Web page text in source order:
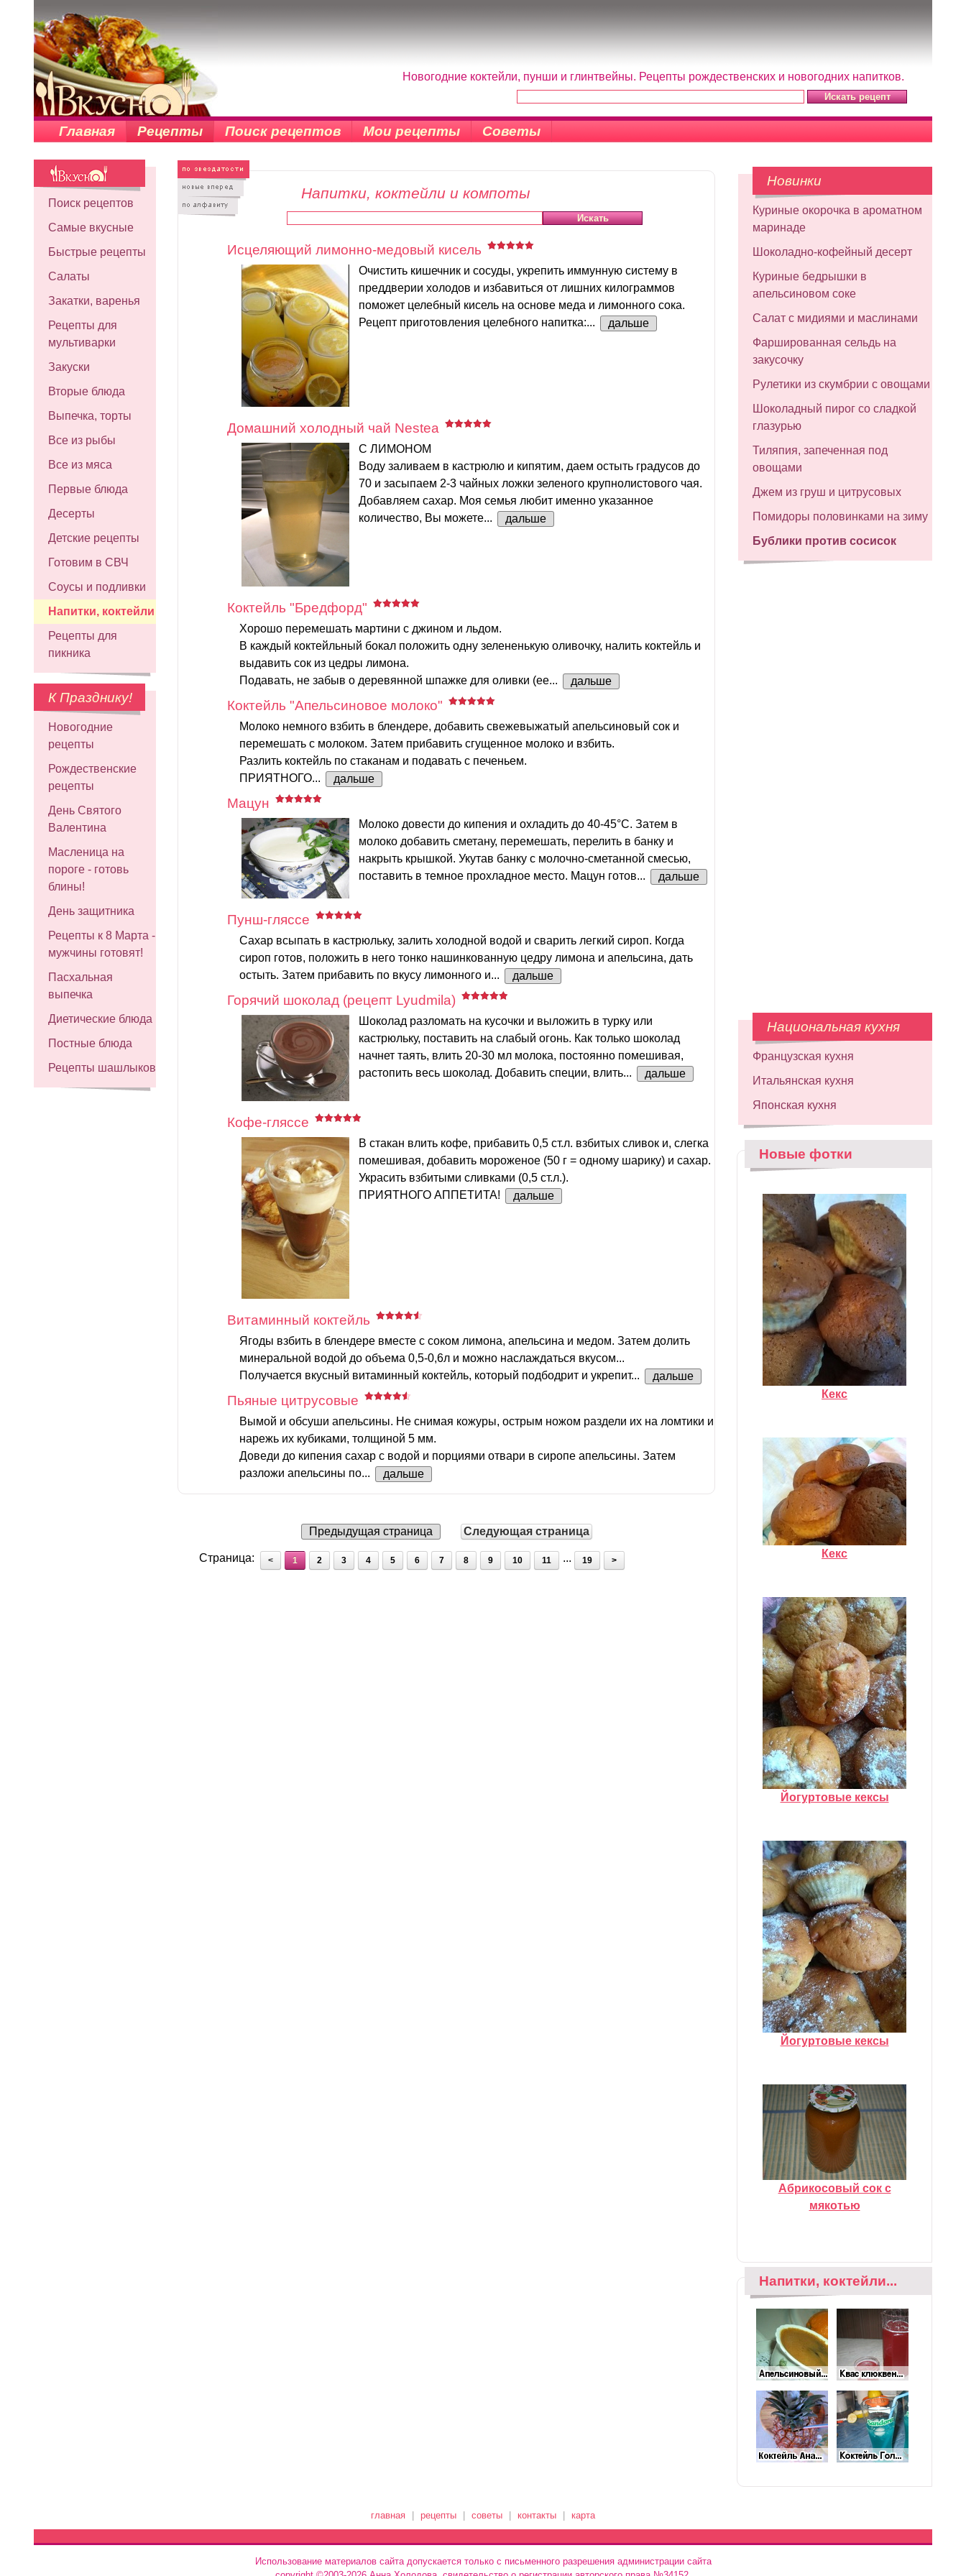
Новогодние коктейли, пунши и глинтвейны. Рецепты рождественских и новогодних напитков.
Главная Рецепты Поиск рецептов Мои рецепты Советы
Поиск рецептов
Самые вкусные
Быстрые рецепты
Салаты
Закатки, варенья
Рецепты для
мультиварки
Закуски
Вторые блюда
Выпечка, торты
Все из рыбы
Все из мяса
Первые блюда
Десерты
Детские рецепты
Готовим в СВЧ
Соусы и подливки
Напитки, коктейли
Рецепты для
пикника
К Празднику!
Новогодние
рецепты
Рождественские
рецепты
День Святого
Валентина
Масленица на
пороге - готовь
блины!
День защитника
Рецепты к 8 Марта -
мужчины готовят!
Пасхальная
выпечка
Диетические блюда
Постные блюда
Рецепты шашлыков
Напитки, коктейли и компоты
Исцеляющий лимонно-медовый кисель
Очистить кишечник и сосуды, укрепить иммунную систему в
преддверии холодов и избавиться от лишних килограммов
поможет целебный кисель на основе меда и лимонного сока.
Рецепт приготовления целебного напитка:...
дальше
Домашний холодный чай Nestea
С ЛИМОНОМ
Воду заливаем в кастрюлю и кипятим, даем остыть градусов до
70 и засыпаем 2-3 чайных ложки зеленого крупнолистового чая.
Добавляем сахар. Моя семья любит именно указанное
количество, Вы можете...
дальше
Коктейль "Бредфорд"
Хорошо перемешать мартини с джином и льдом.
В каждый коктейльный бокал положить одну зелененькую оливочку, налить коктейль и
выдавить сок из цедры лимона.
Подавать, не забыв о деревянной шпажке для оливки (ее...
дальше
Коктейль "Апельсиновое молоко"
Молоко немного взбить в блендере, добавить свежевыжатый апельсиновый сок и
перемешать с молоком. Затем прибавить сгущенное молоко и взбить.
Разлить коктейль по стаканам и подавать с печеньем.
ПРИЯТНОГО...
дальше
Мацун
Молоко довести до кипения и охладить до 40-45°С. Затем в
молоко добавить сметану, перемешать, перелить в банку и
накрыть крышкой. Укутав банку с молочно-сметанной смесью,
поставить в темное прохладное место. Мацун готов...
дальше
Пунш-гляссе
Сахар всыпать в кастрюльку, залить холодной водой и сварить легкий сироп. Когда
сироп готов, положить в него тонко нашинкованную цедру лимона и апельсина, дать
остыть. Затем прибавить по вкусу лимонного и...
дальше
Горячий шоколад (рецепт Lyudmila)
Шоколад разломать на кусочки и выложить в турку или
кастрюльку, поставить на слабый огонь. Как только шоколад
начнет таять, влить 20-30 мл молока, постоянно помешивая,
растопить весь шоколад. Добавить специи, влить...
дальше
Кофе-гляссе
В стакан влить кофе, прибавить 0,5 ст.л. взбитых сливок и, слегка
помешивая, добавить мороженое (50 г = одному шарику) и сахар.
Украсить взбитыми сливками (0,5 ст.л.).
ПРИЯТНОГО АППЕТИТА!
дальше
Витаминный коктейль
Ягоды взбить в блендере вместе с соком лимона, апельсина и медом. Затем долить
минеральной водой до объема 0,5-0,6л и можно наслаждаться вкусом...
Получается вкусный витаминный коктейль, который подбодрит и укрепит...
дальше
Пьяные цитрусовые
Вымой и обсуши апельсины. Не снимая кожуры, острым ножом раздели их на ломтики и
нарежь их кубиками, толщиной 5 мм.
Доведи до кипения сахар с водой и порциями отвари в сиропе апельсины. Затем
разложи апельсины по...
дальше
Предыдущая страница Следующая страница
Страница: < 1 2 3 4 5 6 7 8 9 10 11 ... 19 >
Новинки
Куриные окорочка в ароматном
маринаде
Шоколадно-кофейный десерт
Куриные бедрышки в
апельсиновом соке
Салат с мидиями и маслинами
Фаршированная сельдь на
закусочку
Рулетики из скумбрии с овощами
Шоколадный пирог со сладкой
глазурью
Тиляпия, запеченная под
овощами
Джем из груш и цитрусовых
Помидоры половинками на зиму
Бублики против сосисок
Национальная кухня
Французская кухня
Итальянская кухня
Японская кухня
Новые фотки
Кекс
Кекс
Йогуртовые кексы
Йогуртовые кексы
Абрикосовый сок с
мякотью
Напитки, коктейли...
главная рецепты советы контакты карта
Использование материалов сайта допускается только с письменного разрешения администрации сайта